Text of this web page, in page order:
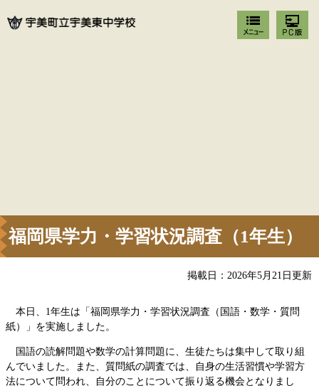
福岡県学力・学習状況調査（1年生）
掲載日：2026年5月21日更新
本日、1年生は「福岡県学力・学習状況調査（国語・数学・質問
紙）」を実施しました。
国語の読解問題や数学の計算問題に、生徒たちは集中して取り組
んでいました。また、質問紙の調査では、自身の生活習慣や学習方
法について問われ、自分のことについて振り返る機会となりまし